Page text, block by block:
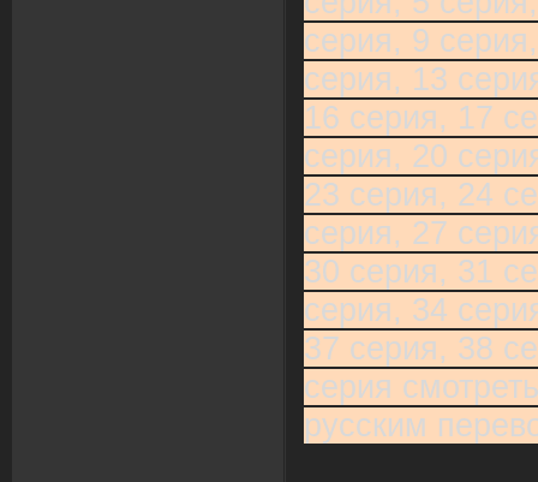
серия, 9
серия, 13
16 серия, 17
серия, 20
23 серия, 24
серия, 27
30 серия, 31
серия, 34
37 серия, 38
серия
русским